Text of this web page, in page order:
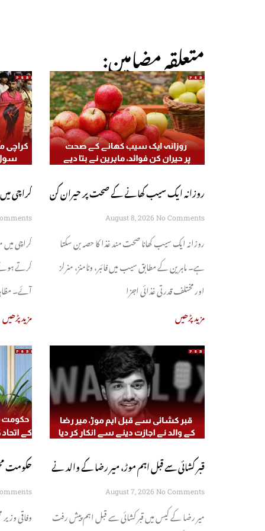
:متعلقہ مضامین
روزانہ ایک سیب کھانے کے صحت پر حیران کن
فوائد، ماہرین نے بتا دیے
August 8, 2026 No Comments
روزانہ ایک سیب کھانا صحت مند غذا کا حصہ بن سکتا
ہے۔ ماہرین کے مطابق سیب میں فائبر، وٹامنز، منرلز
اور مختلف قدرتی غذائی اجزا
مزید پڑھیں
کراچی
سوسائٹی
کراچی
کرتے
آئے۔
مزید پڑھیں
قبر کشائی سے قبل اہم موڑ، میر رضا کے والد نے
اجازت دینے سے انکار کر دیا
August 7, 2026 No Comments
میر رضا کے کیس میں قبر کشائی سے قبل اہم پیش رفت
حکومت
اتحاد کی
وفاقی